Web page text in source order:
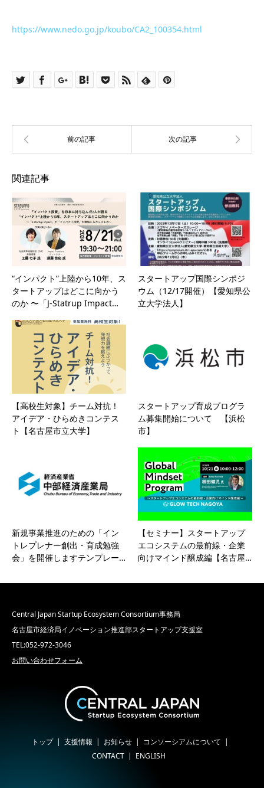
https://www.nedo.go.jp/koubo/CA2_100354.html
関連記事
“インパクト”上陸から10年、ス
タートアップはどこに向かう
のか 〜「J-Statrup Impact…
スタートアップ国際シンポジ
ウム（12/17開催）【愛知県公
立大学法人】
【高校生対象】チーム対抗！
アイデア・ひらめきコンテス
ト【名古屋市立大学】
スタートアップ育成プログラ
ム募集開始について 【浜松
市】
新規事業推進のための「イン
トレプレナー創出・育成勉強
会」を開催しますテンプレー…
【セミナー】スタートアップ
エコシステムの最前線・企業
向けマインド醸成編【名古屋…
Central Japan Startup Ecosystem Consortium事務局
名古屋市経済局イノベーション推進部スタートアップ支援室
TEL:052-972-3046
お問い合わせフォーム
トップ 支援情報 お知らせ
コンソーシアムについて
CONTACT
ENGLISH